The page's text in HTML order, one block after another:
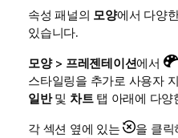
속성 패널의 모양에서 다양
있습니다.
모양> 프레젠테이션에서
스타일링을 추가로 사용자
일반및 차트탭 아래에 다양
각 섹션 옆에 있는
을 클릭